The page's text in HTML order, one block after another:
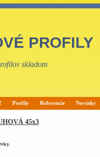
PROFILY
skladom
Profily Referencie Novinky
45x3